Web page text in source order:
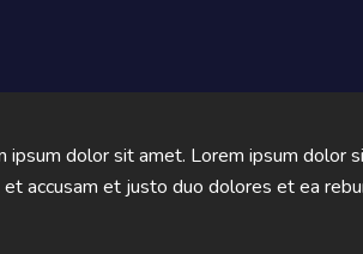
dolor sit amet. Lorem ipsum dolor
accusam et justo duo dolores et ea